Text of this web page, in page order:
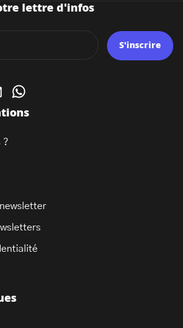
?
lettre d'infos
S'inscrire